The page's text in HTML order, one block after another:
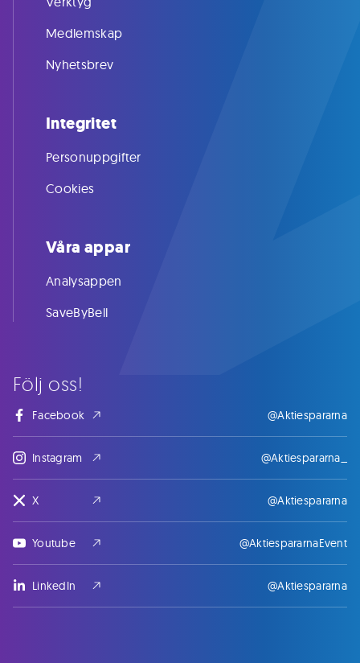
Följ oss!
Facebook @Aktiespararna
Instagram @Aktiespararna_
X @Aktiespararna
Youtube @AktiespararnaEvent
LinkedIn @Aktiespararna
Medlemskap
Nyhetsbrev
Integritet
Personuppgifter
Cookies
Våra appar
Analysappen
SaveByBell